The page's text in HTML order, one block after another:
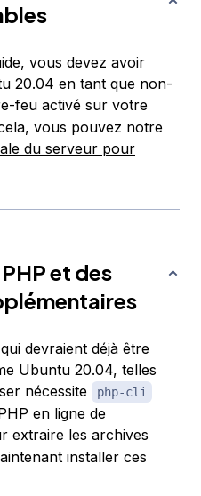
vous devez avoir
20.04 en tant que non-
feu activé sur votre
vous pouvez notre
du serveur pour
et des
devraient déjà être
Ubuntu 20.04, telles
nécessite php-cli
en ligne de
extraire les archives
installer ces